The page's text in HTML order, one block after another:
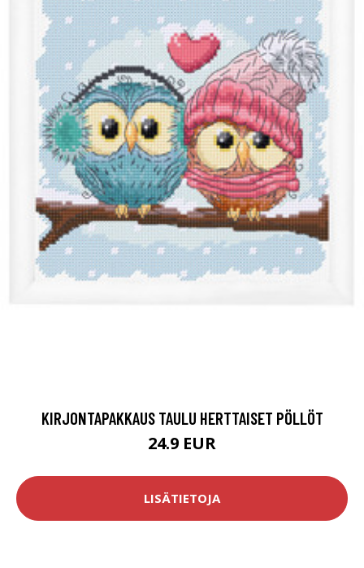
KIRJONTAPAKKAUS TAULU HERTTAISET PÖLLÖT
24.9 EUR
LISÄTIETOJA